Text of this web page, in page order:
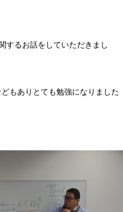
するお話をしていただきまし
もありとても勉強になりました